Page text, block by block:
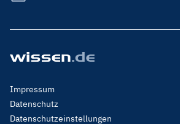
Footer
Menu
Legal
Impressum
Datenschutz
Datenschutzeinstellungen